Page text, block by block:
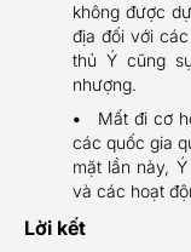
không được
địa đối với
thủ Ý cũng
nhượng.
Mất đi cơ
các quốc gia
mặt lần này,
và các hoạt
Lời kết